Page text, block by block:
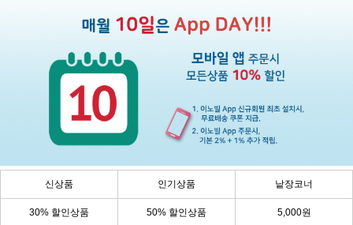
신상품 인기상품 낱장코너
30% 할인상품 50% 할인상품 5,000원